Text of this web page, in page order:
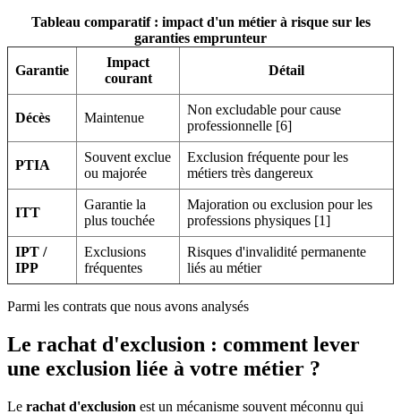
Tableau comparatif : impact d'un métier à risque sur les
garanties emprunteur
Garantie
Impact
courant
Détail
Décès Maintenue
Non excludable pour cause
professionnelle [6]
PTIA
Souvent exclue
ou majorée
Exclusion fréquente pour les
métiers très dangereux
ITT
Garantie la
plus touchée
Majoration ou exclusion pour les
professions physiques [1]
IPT /
IPP
Exclusions
fréquentes
Risques d'invalidité permanente
liés au métier
Parmi les contrats que nous avons analysés
Le rachat d'exclusion : comment lever
une exclusion liée à votre métier ?
Le rachat d'exclusion est un mécanisme souvent méconnu qui